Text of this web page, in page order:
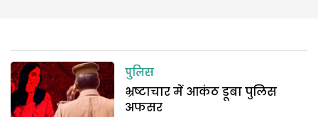
पुलिस
भ्रष्टाचार में आकंठ डूबा पुलिस
अफसर